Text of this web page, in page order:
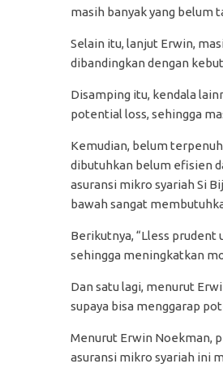
masih banyak yang belum
Selain itu, lanjut Erwin,
dibandingkan dengan
Disamping itu, kendala
potential loss, sehingga
Kemudian, belum
dibutuhkan belum efisien
asuransi mikro syariah Si
bawah sangat
Berikutnya, “Lless
sehingga meningkatkan
Dan satu lagi, menurut
supaya bisa menggarap
Menurut Erwin Noekman,
asuransi mikro syariah ini